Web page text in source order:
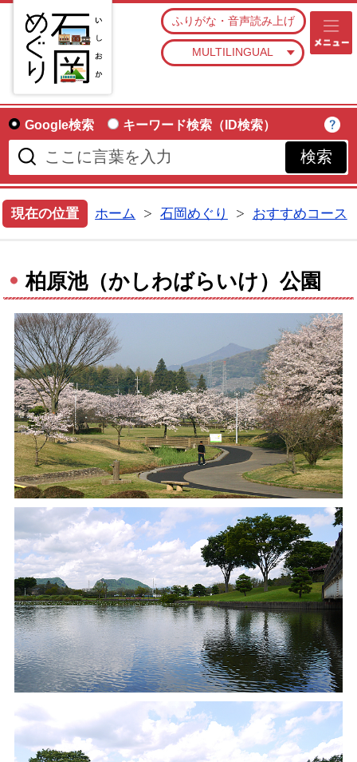
石
ふりがな・音声読み上げ
MULTILINGUAL
Google検索 キーワード検索（ID検索）
現在の位置 ホーム 石岡めぐり おすすめコース
柏原池（かしわばらいけ）公園